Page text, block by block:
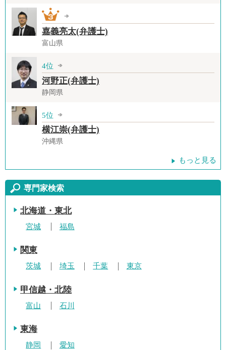
嘉義亮太(弁護士)
富山県
4位
河野正(弁護士)
静岡県
5位
横江崇(弁護士)
沖縄県
もっと見る
専門家検索
北海道・東北
宮城 福島
関東
茨城 埼玉 千葉 東京
甲信越・北陸
富山 石川
東海
静岡 愛知